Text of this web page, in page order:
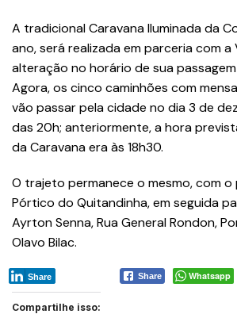
A tradicional Caravana Iluminada da
ano, será realizada em parceria com a
alteração no horário de sua
Agora, os cinco caminhões com
vão passar pela cidade no dia 3 de
das 20h; anteriormente, a hora
da Caravana era às 18h30.
O trajeto permanece o mesmo, com
Pórtico do Quitandinha, em seguida
Ayrton Senna, Rua General Rondon,
Olavo Bilac.
Share Whatsapp
Share
Compartilhe isso: